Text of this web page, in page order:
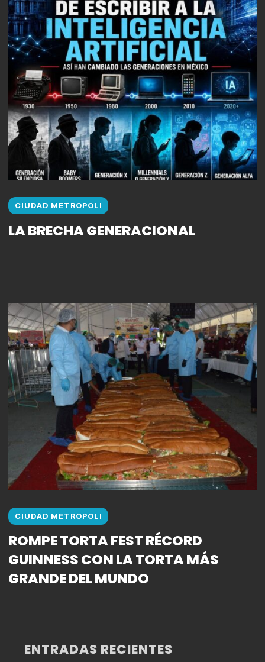
CIUDAD METROPOLI
LA BRECHA GENERACIONAL
CIUDAD METROPOLI
ROMPE TORTA FEST RÉCORD
GUINNESS CON LA TORTA MÁS
GRANDE DEL MUNDO
ENTRADAS RECIENTES